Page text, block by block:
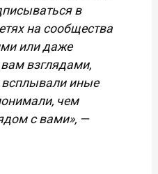
в
на сообщества
или даже
взглядами,
всплывали иные
чем
с вами», —